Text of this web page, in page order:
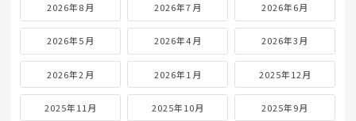
2026年8月 2026年7月 2026年6月
2026年5月 2026年4月 2026年3月
2026年2月 2026年1月 2025年12月
2025年11月 2025年10月 2025年9月